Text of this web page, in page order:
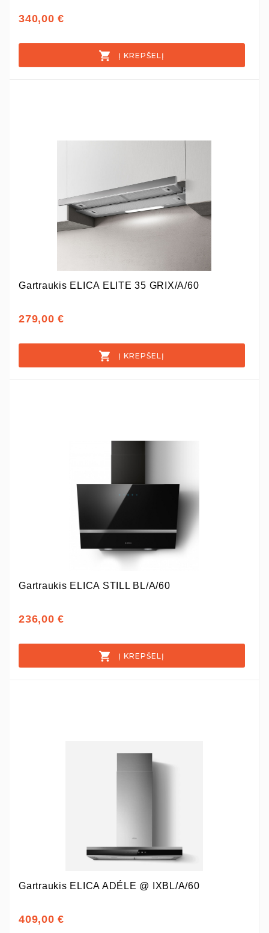
340,00 €
Į KREPŠELĮ
Gartraukis ELICA ELITE 35 GRIX/A/60
279,00 €
Į KREPŠELĮ
Gartraukis ELICA STILL BL/A/60
236,00 €
Į KREPŠELĮ
Gartraukis ELICA ADÉLE @ IXBL/A/60
409,00 €